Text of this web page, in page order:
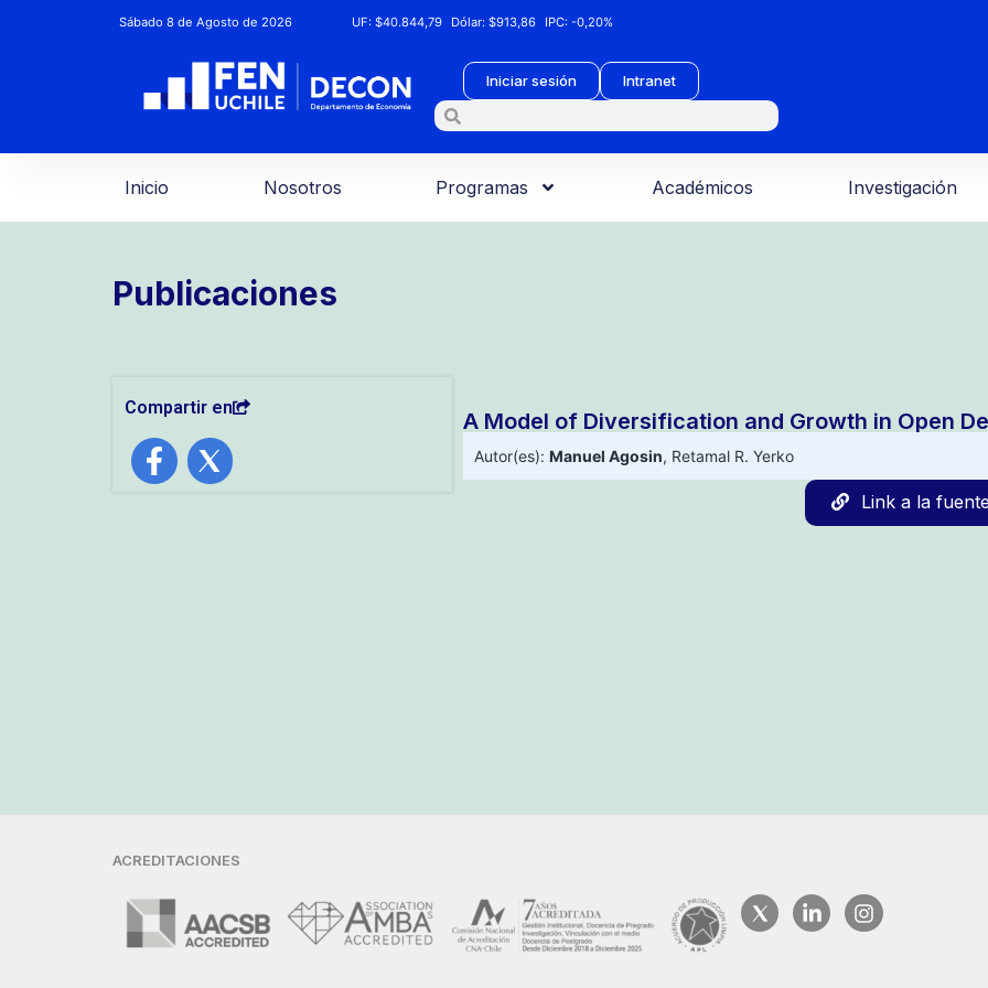
Sábado 8 de Agosto de 2026 UF:$40.844,79 Dólar:$913,86 IPC:-0,20%
Iniciar sesión Intranet
Inicio Nosotros Programas Académicos Investigación
Publicaciones
Compartir en
A Model of Diversification and Growth in Open
Autor(es): Manuel Agosin, Retamal R. Yerko
Link a la
ACREDITACIONES